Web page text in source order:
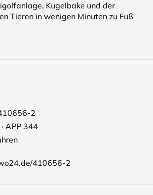
Kugelbake und der
Tieren in wenigen Minuten zu Fuß
2
APP 344
410656-2